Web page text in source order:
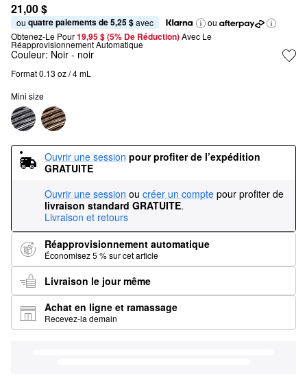
21,00 $
ou quatre paiements de 5,25 $ avec
ou
Obtenez-Le Pour19,95 $ (5% De Réduction) Avec Le
Réapprovisionnement Automatique
Couleur: Noir - noir
Format 0.13 oz / 4 mL
Mini size
Ouvrir une session pour profiter de l’expédition
GRATUITE
Ouvrir une session ou créer un compte pour profiter de
livraison standard GRATUITE.
Livraison et retours
Réapprovisionnement automatique
Économisez 5 % sur cet article
Livraison le jour même
Achat en ligne et ramassage
Recevez-la demain